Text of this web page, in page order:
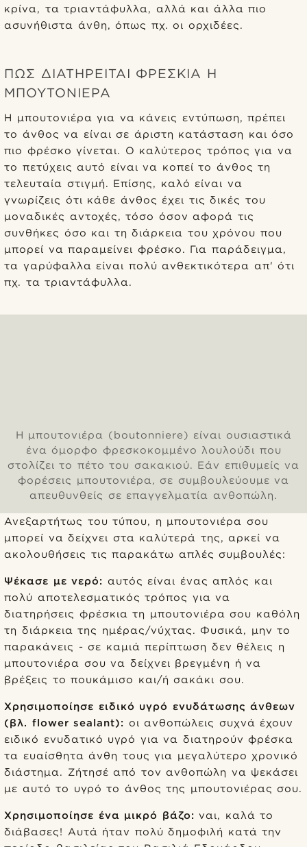
κρίνα, τα τριαντάφυλλα, αλλά και άλλα πιο
ασυνήθιστα άνθη, όπως πχ. οι ορχιδέες.
ΠΩΣ ΔΙΑΤΗΡΕΊΤΑΙ ΦΡΈΣΚΙΑ Η
ΜΠΟΥΤΟΝΙΈΡΑ
Η μπουτονιέρα για να κάνεις εντύπωση, πρέπει
το άνθος να είναι σε άριστη κατάσταση και όσο
πιο φρέσκο γίνεται. Ο καλύτερος τρόπος για να
το πετύχεις αυτό είναι να κοπεί το άνθος τη
τελευταία στιγμή. Επίσης, καλό είναι να
γνωρίζεις ότι κάθε άνθος έχει τις δικές του
μοναδικές αντοχές, τόσο όσον αφορά τις
συνθήκες όσο και τη διάρκεια του χρόνου που
μπορεί να παραμείνει φρέσκο. Για παράδειγμα,
τα γαρύφαλλα είναι πολύ ανθεκτικότερα απ' ότι
πχ. τα τριαντάφυλλα.
Η μπουτονιέρα (boutonniere) είναι ουσιαστικά
ένα όμορφο φρεσκοκομμένο λουλούδι που
στολίζει το πέτο του σακακιού. Εάν επιθυμείς να
φορέσεις μπουτονιέρα, σε συμβουλεύουμε να
απευθυνθείς σε επαγγελματία ανθοπώλη.
Ανεξαρτήτως του τύπου, η μπουτονιέρα σου
μπορεί να δείχνει στα καλύτερά της, αρκεί να
ακολουθήσεις τις παρακάτω απλές συμβουλές:
Ψέκασε με νερό: αυτός είναι ένας απλός και
πολύ αποτελεσματικός τρόπος για να
διατηρήσεις φρέσκια τη μπουτονιέρα σου καθόλη
τη διάρκεια της ημέρας/νύχτας. Φυσικά, μην το
παρακάνεις - σε καμιά περίπτωση δεν θέλεις η
μπουτονιέρα σου να δείχνει βρεγμένη ή να
βρέξεις το πουκάμισο και/ή σακάκι σου.
Χρησιμοποίησε ειδικό υγρό ενυδάτωσης άνθεων
(βλ. flower sealant): οι ανθοπώλεις συχνά έχουν
ειδικό ενυδατικό υγρό για να διατηρούν φρέσκα
τα ευαίσθητα άνθη τους για μεγαλύτερο χρονικό
διάστημα. Ζήτησέ από τον ανθοπώλη να ψεκάσει
με αυτό το υγρό το άνθος της μπουτονιέρας σου.
Χρησιμοποίησε ένα μικρό βάζο: ναι, καλά το
διάβασες! Αυτά ήταν πολύ δημοφιλή κατά την